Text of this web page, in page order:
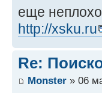
еще
http://xsku.ru
Re:
Monster » 06